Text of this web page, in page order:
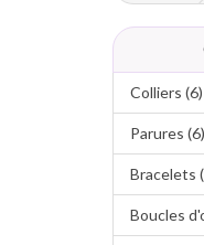
Colliers (6)
Parures (6)
Bracelets
Boucles